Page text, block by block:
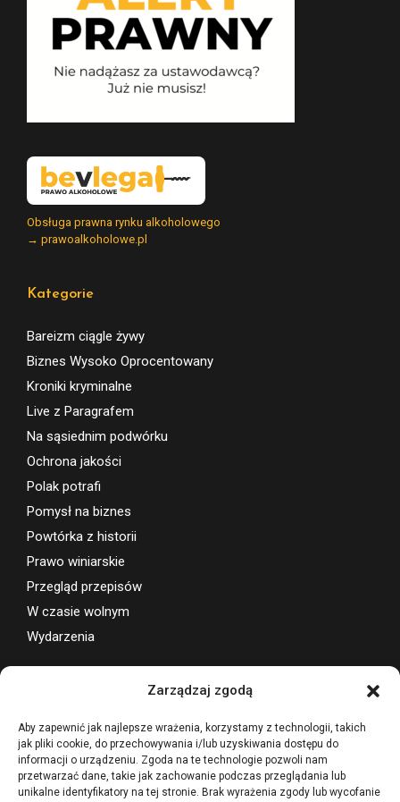
Zarządzaj zgodą
Aby zapewnić jak najlepsze wrażenia, korzystamy z technologii, takich
jak pliki cookie, do przechowywania i/lub uzyskiwania dostępu do
informacji o urządzeniu. Zgoda na te technologie pozwoli nam
przetwarzać dane, takie jak zachowanie podczas przeglądania lub
unikalne identyfikatory na tej stronie. Brak wyrażenia zgody lub wycofanie
Obsługa prawna rynku alkoholowego
→ prawoalkoholowe.pl
Kategorie
Bareizm ciągle żywy
Biznes Wysoko Oprocentowany
Kroniki kryminalne
Live z Paragrafem
Na sąsiednim podwórku
Ochrona jakości
Polak potrafi
Pomysł na biznes
Powtórka z historii
Prawo winiarskie
Przegląd przepisów
W czasie wolnym
Wydarzenia